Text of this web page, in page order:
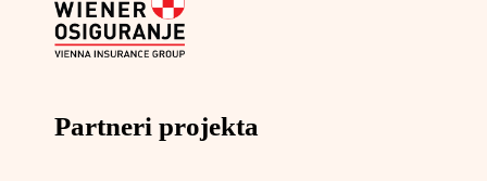
Partneri projekta